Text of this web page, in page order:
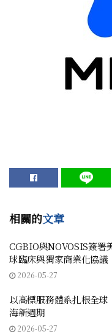
相關的文章
CGBIO與NOVOSIS簽署
球臨床與獨家商業化協議
2026-05-27
以高標服務體系扎根全
海新週期
2026-05-27